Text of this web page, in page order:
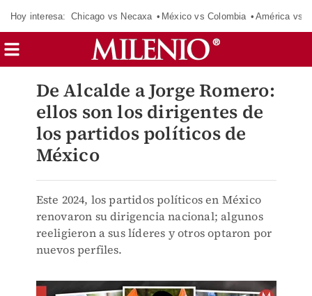
Hoy interesa: Chicago vs Necaxa México vs Colombia América vs
De Alcalde a Jorge Romero:
ellos son los dirigentes de
los partidos políticos de
México
Este 2024, los partidos políticos en México
renovaron su dirigencia nacional; algunos
reeligieron a sus líderes y otros optaron por
nuevos perfiles.